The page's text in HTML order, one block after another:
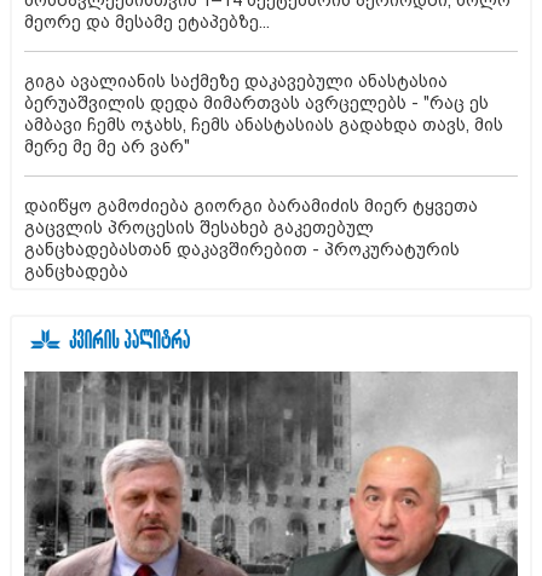
მეორე და მესამე ეტაპებზე...
გიგა ავალიანის საქმეზე დაკავებული ანასტასია
ბერუაშვილის დედა მიმართვას ავრცელებს - "რაც ეს
ამბავი ჩემს ოჯახს, ჩემს ანასტასიას გადახდა თავს, მის
მერე მე მე არ ვარ"
დაიწყო გამოძიება გიორგი ბარამიძის მიერ ტყვეთა
გაცვლის პროცესის შესახებ გაკეთებულ
განცხადებასთან დაკავშირებით - პროკურატურის
განცხადება